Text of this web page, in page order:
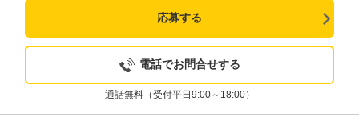
応募する
電話でお問合せする
通話無料（受付平日9:00～18:00）